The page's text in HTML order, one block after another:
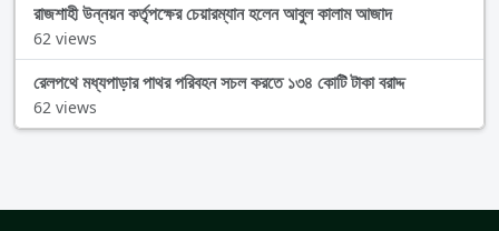
রাজশাহী উন্নয়ন কর্তৃপক্ষের চেয়ারম্যান হলেন আবুল কালাম আজাদ
62 views
রেলপথে মধ্যপাড়ার পাথর পরিবহন সচল করতে ১৩৪ কোটি টাকা বরাদ্দ
62 views